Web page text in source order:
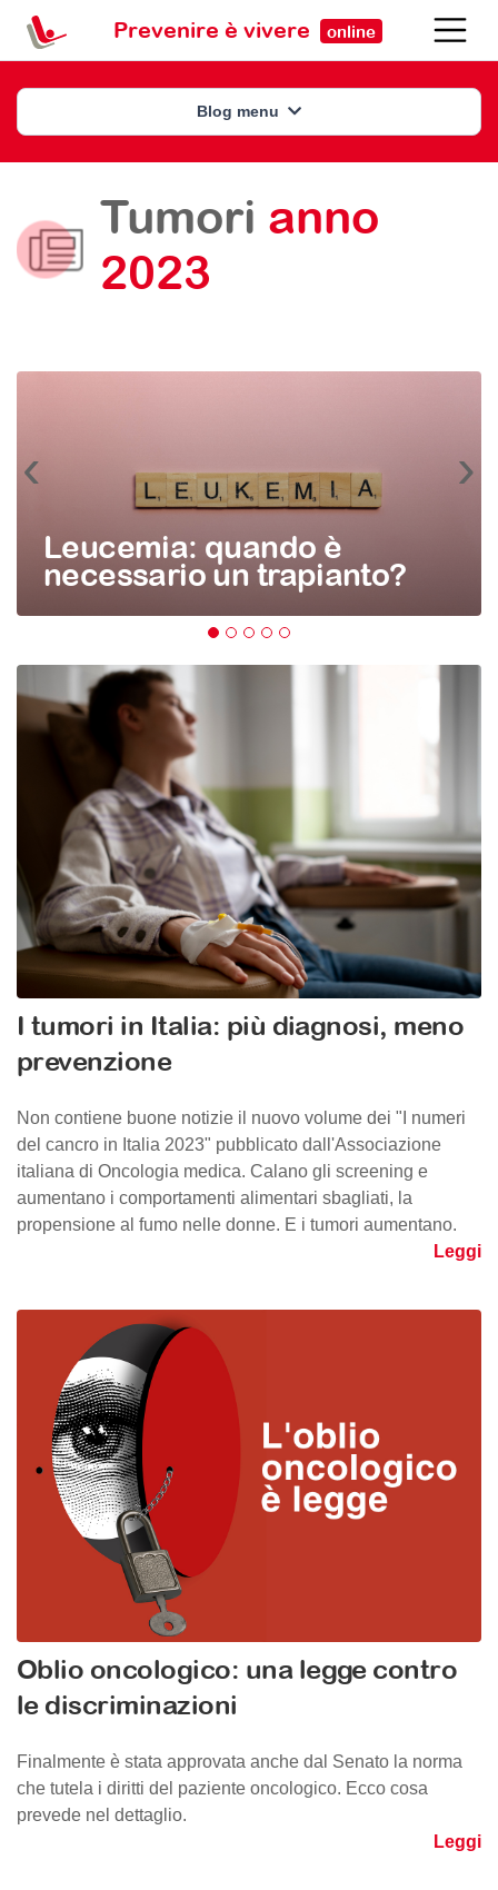
Prevenire è vivere online
Blog menu
Tumori anno
2023
Leucemia: quando è
necessario un trapianto?
‹ ›
I tumori in Italia: più diagnosi, meno
prevenzione
Non contiene buone notizie il nuovo volume dei "I numeri
del cancro in Italia 2023" pubblicato dall'Associazione
italiana di Oncologia medica. Calano gli screening e
aumentano i comportamenti alimentari sbagliati, la
propensione al fumo nelle donne. E i tumori aumentano.
Leggi
Oblio oncologico: una legge contro
le discriminazioni
Finalmente è stata approvata anche dal Senato la norma
che tutela i diritti del paziente oncologico. Ecco cosa
prevede nel dettaglio.
Leggi